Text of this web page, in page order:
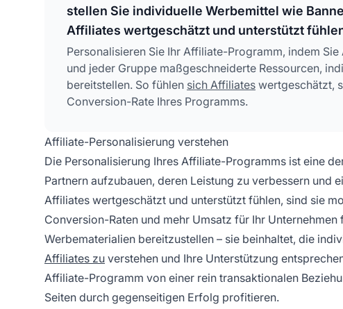
stellen Sie individuelle Werbemittel wie
Affiliates wertgeschätzt und unterstützt
Personalisieren Sie Ihr Affiliate-Programm, indem
und jeder Gruppe maßgeschneiderte Ressourcen,
bereitstellen. So fühlen sich Affiliates wertgeschätzt,
Conversion-Rate Ihres Programms.
Affiliate-Personalisierung verstehen
Die Personalisierung Ihres Affiliate-Programms ist eine
Partnern aufzubauen, deren Leistung zu verbessern und
Affiliates wertgeschätzt und unterstützt fühlen, sind sie
Conversion-Raten und mehr Umsatz für Ihr
Werbematerialien bereitzustellen – sie beinhaltet, die
Affiliates zu verstehen und Ihre Unterstützung
Affiliate-Programm von einer rein transaktionalen
Seiten durch gegenseitigen Erfolg profitieren.